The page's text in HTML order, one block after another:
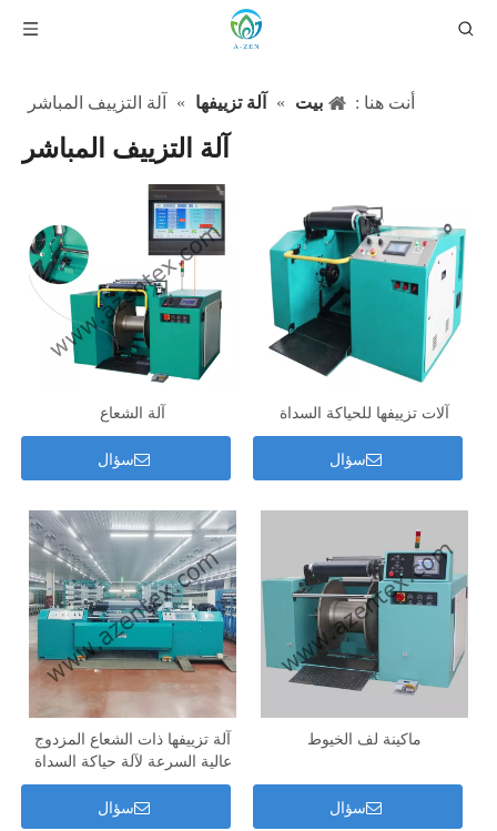
أنت هنا : بيت » آلة تزييفها » آلة التزييف المباشر
آلة التزييف المباشر
آلات تزييفها للحياكة السداة
سؤال
آلة الشعاع
سؤال
ماكينة لف الخيوط
سؤال
آلة تزييفها ذات الشعاع المزدوج
عالية السرعة لآلة حياكة السداة
سؤال